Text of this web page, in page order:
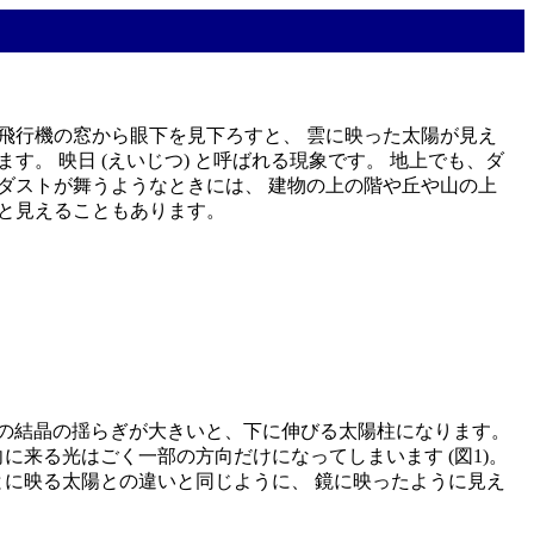
行機の窓から眼下を見下ろすと、 雲に映った太陽が見え
す。 映日 (えいじつ) と呼ばれる現象です。 地上でも、ダ
ストが舞うようなときには、 建物の上の階や丘や山の上
見えることもあります。
結晶の揺らぎが大きいと、下に伸びる太陽柱になります。
来る光はごく一部の方向だけになってしまいます (図1)。
映る太陽との違いと同じように、 鏡に映ったように見え